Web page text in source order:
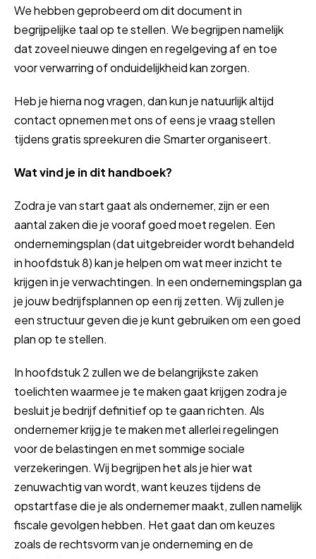
We hebben geprobeerd om dit document in
begrijpelijke taal op te stellen. We begrijpen namelijk
dat zoveel nieuwe dingen en regelgeving af en toe
voor verwarring of onduidelijkheid kan zorgen.
Heb je hierna nog vragen, dan kun je natuurlijk altijd
contact opnemen met ons of eens je vraag stellen
tijdens gratis spreekuren die Smarter organiseert.
Wat vind je in dit handboek?
Zodra je van start gaat als ondernemer, zijn er een
aantal zaken die je vooraf goed moet regelen. Een
ondernemingsplan (dat uitgebreider wordt behandeld
in hoofdstuk 8) kan je helpen om wat meer inzicht te
krijgen in je verwachtingen. In een ondernemingsplan ga
je jouw bedrijfsplannen op een rij zetten. Wij zullen je
een structuur geven die je kunt gebruiken om een goed
plan op te stellen.
In hoofdstuk 2 zullen we de belangrijkste zaken
toelichten waarmee je te maken gaat krijgen zodra je
besluit je bedrijf definitief op te gaan richten. Als
ondernemer krijg je te maken met allerlei regelingen
voor de belastingen en met sommige sociale
verzekeringen. Wij begrijpen het als je hier wat
zenuwachtig van wordt, want keuzes tijdens de
opstartfase die je als ondernemer maakt, zullen namelijk
fiscale gevolgen hebben. Het gaat dan om keuzes
zoals de rechtsvorm van je onderneming en de